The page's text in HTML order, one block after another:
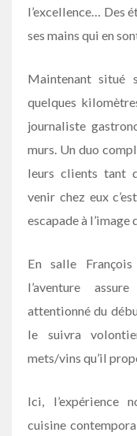
l’excellence… Des
ses mains qui en
Maintenant situé
quelques
journaliste
murs. Un duo
leurs clients tant
venir chez eux
escapade à
En salle
l’aventure
attentionné du
le suivra
mets/vins qu’il
Ici, l’expérience
cuisine